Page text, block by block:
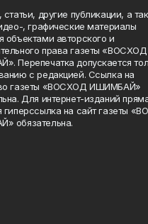
статьи, другие публикации, а
, графические материалы
объектами авторского и
права газеты «ВОСХОД
Перепечатка допускается
с редакцией. Ссылка на
газеты «ВОСХОД ИШИМБАЙ»
Для интернет-изданий
гиперссылка на сайт газеты
обязательна.